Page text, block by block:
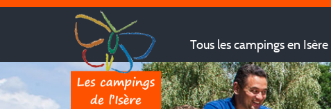
Tous les campings en Isère